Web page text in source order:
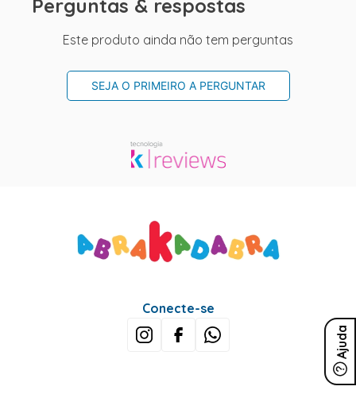
Perguntas & respostas
Este produto ainda não tem perguntas
SEJA O PRIMEIRO A PERGUNTAR
Ajuda
Conecte-se